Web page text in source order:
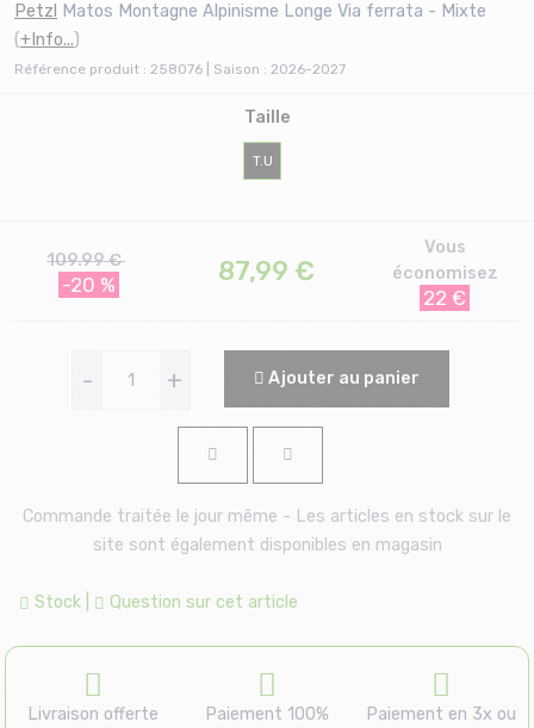
Petzl
Matos Montagne Alpinisme Longe Via ferrata - Mixte
(+Info...)
Référence produit : 258076 | Saison : 2026-2027
Taille
T.U
109.99 €
-20 % 87,99 €
Vous
économisez
22 €
- + Ajouter au panier
Commande traitée le jour même - Les articles en stock sur le
site sont également disponibles en magasin
Stock Question sur cet article
Livraison offerte
Paiement 100%
Paiement en 3x ou